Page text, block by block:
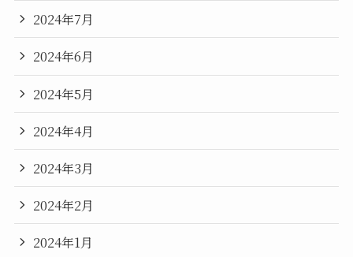
2024年7月
2024年6月
2024年5月
2024年4月
2024年3月
2024年2月
2024年1月